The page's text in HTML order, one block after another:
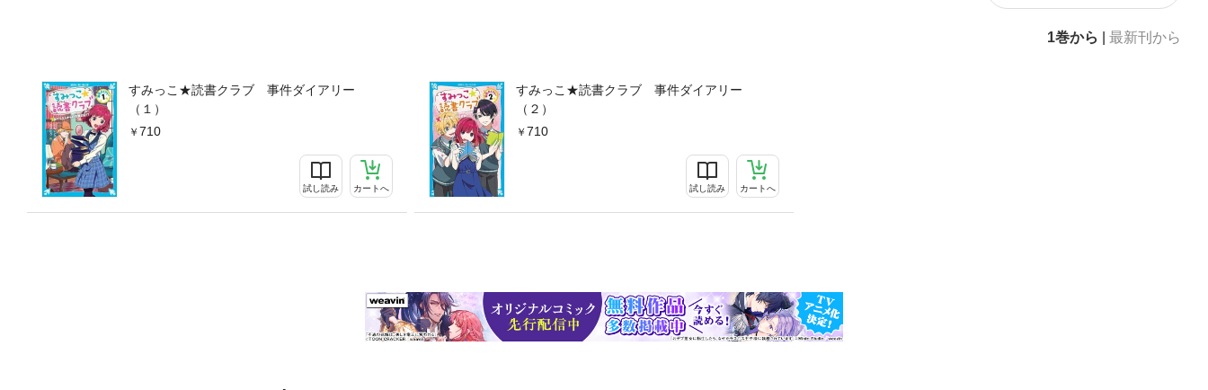
1巻から 最新刊から
すみっこ★読書クラブ 事件ダイアリー
（１）
710
試し読み カートへ
すみっこ★読書クラブ 事件ダイアリー
（２）
710
試し読み カートへ